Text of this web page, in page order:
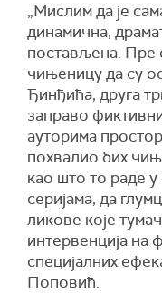
„Мислим да је
динамична,
постављена. Пре
чињеницу да су
Ђинђића, друга
заправо
ауторима
похвалио бих
као што то раде
серијама, да
ликове које
интервенција на
специјалних
Поповић.